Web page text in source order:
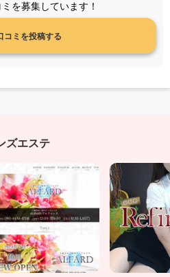
を募集しています！
コミを投稿する
ズエステ